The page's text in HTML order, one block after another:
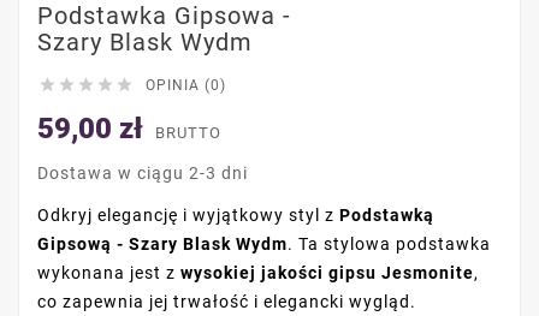
Podstawka Gipsowa -
Szary Blask Wydm
     OPINIA (0)
59,00 zł BRUTTO
Dostawa w ciągu 2-3 dni
Odkryj elegancję i wyjątkowy styl z Podstawką
Gipsową - Szary Blask Wydm. Ta stylowa podstawka
wykonana jest z wysokiej jakości gipsu Jesmonite,
co zapewnia jej trwałość i elegancki wygląd.